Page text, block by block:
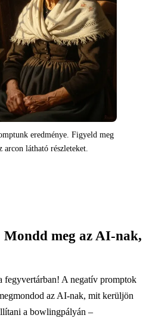
eredménye. Figyeld meg
arcon látható részleteket.
meg az AI-nak,
fegyvertárban! A negatív promptok
az AI-nak, mit kerüljön
a bowlingpályán –